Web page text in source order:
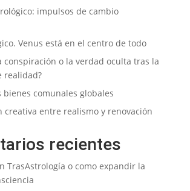
impulsos de cambio
Venus está en el centro de todo
conspiración o la verdad oculta tras la
realidad?
bienes comunales globales
creativa entre realismo y renovación
recientes
TrasAstrología o como expandir la